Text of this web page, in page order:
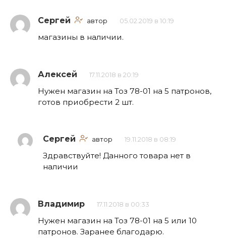
Сергей автор 05.02.2019 в 10:19
магазины в наличии.
Алексей 17.11.2018 в 20:19
Нужен магазин на Тоз 78-01 на 5 патронов,
готов приобрести 2 шт.
Сергей автор 19.11.2018 в 08:19
Здравствуйте! Данного товара нет в
наличии
Владимир 17.11.2018 в 00:33
Нужен магазин на Тоз 78-01 на 5 или 10
патронов. Заранее благодарю.